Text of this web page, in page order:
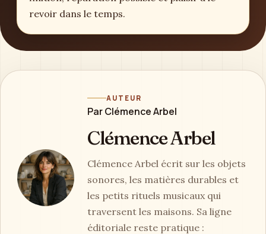
revoir dans le temps.
AUTEUR
Par Clémence Arbel
Clémence Arbel
Clémence Arbel écrit sur les objets
sonores, les matières durables et
les petits rituels musicaux qui
traversent les maisons. Sa ligne
éditoriale reste pratique :